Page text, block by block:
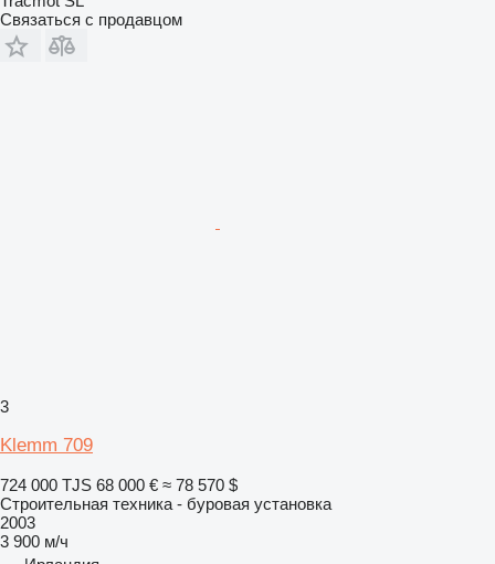
Связаться с продавцом
3
Klemm 709
724 000 TJS 68 000 € ≈ 78 570 $
Строительная техника - буровая установка
2003
3 900 м/ч